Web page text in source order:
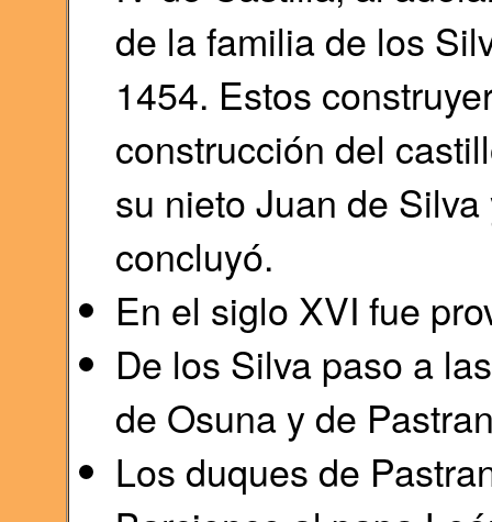
de la familia de los
1454. Estos
construcción del
su nieto Juan de
concluyó.
En el siglo XVI fue
De los Silva paso a
de Osuna y de
Los duques de